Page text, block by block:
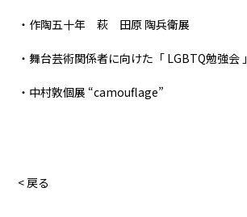
・作陶五十年 萩 田原 陶兵衛展
・舞台芸術関係者に向けた「 LGBTQ勉強会 」
・中村敦個展 “camouflage”
< 戻る